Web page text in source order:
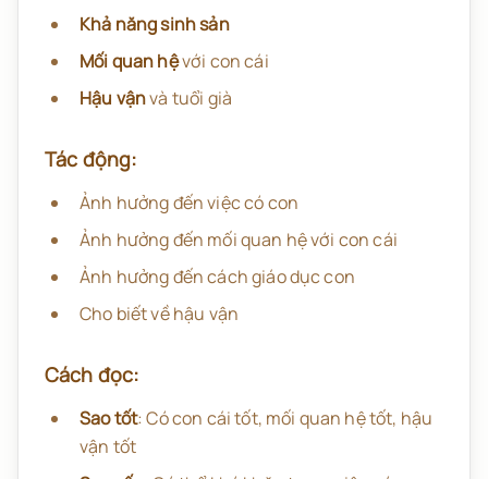
Khả năng sinh sản
Mối quan hệvới con cái
Hậu vậnvà tuổi già
Tác động:
Ảnh hưởng đến việc có con
Ảnh hưởng đến mối quan hệ với con cái
Ảnh hưởng đến cách giáo dục con
Cho biết về hậu vận
Cách đọc:
Sao tốt: Có con cái tốt, mối quan hệ tốt, hậu
vận tốt